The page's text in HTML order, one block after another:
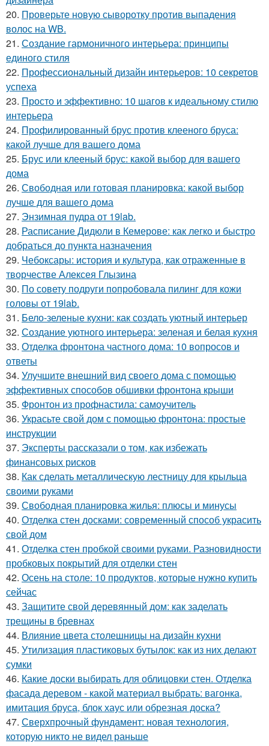
20. Проверьте новую сыворотку против выпадения
волос на WB.
21. Создание гармоничного интерьера: принципы
единого стиля
22. Профессиональный дизайн интерьеров: 10 секретов
успеха
23. Просто и эффективно: 10 шагов к идеальному стилю
интерьера
24. Профилированный брус против клееного бруса:
какой лучше для вашего дома
25. Брус или клееный брус: какой выбор для вашего
дома
26. Свободная или готовая планировка: какой выбор
лучше для вашего дома
27. Энзимная пудра от 19lab.
28. Расписание Дидюли в Кемерове: как легко и быстро
добраться до пункта назначения
29. Чебоксары: история и культура, как отраженные в
творчестве Алексея Глызина
30. По совету подруги попробовала пилинг для кожи
головы от 19lab.
31. Бело-зеленые кухни: как создать уютный интерьер
32. Создание уютного интерьера: зеленая и белая кухня
33. Отделка фронтона частного дома: 10 вопросов и
ответы
34. Улучшите внешний вид своего дома с помощью
эффективных способов обшивки фронтона крыши
35. Фронтон из профнастила: самоучитель
36. Украсьте свой дом с помощью фронтона: простые
инструкции
37. Эксперты рассказали о том, как избежать
финансовых рисков
38. Как сделать металлическую лестницу для крыльца
своими руками
39. Свободная планировка жилья: плюсы и минусы
40. Отделка стен досками: современный способ украсить
свой дом
41. Отделка стен пробкой своими руками. Разновидности
пробковых покрытий для отделки стен
42. Осень на столе: 10 продуктов, которые нужно купить
сейчас
43. Защитите свой деревянный дом: как заделать
трещины в бревнах
44. Влияние цвета столешницы на дизайн кухни
45. Утилизация пластиковых бутылок: как из них делают
сумки
46. Какие доски выбирать для облицовки стен. Отделка
фасада деревом - какой материал выбрать: вагонка,
имитация бруса, блок хаус или обрезная доска?
47. Сверхпрочный фундамент: новая технология,
которую никто не видел раньше